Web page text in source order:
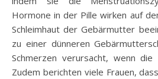
Hormone in der Pille wirken auf
Schleimhaut der Gebärmutter
zu einer dünneren
Schmerzen verursacht, wenn
Zudem berichten viele Frauen,